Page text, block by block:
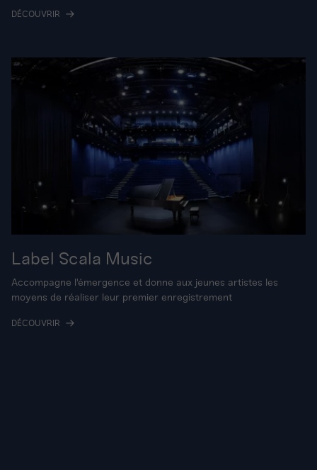
DÉCOUVRIR
Label Scala Music
Accompagne l'émergence et donne aux jeunes artistes les
moyens de réaliser leur premier enregistrement
DÉCOUVRIR